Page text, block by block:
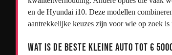
en de Hyundai i10. Deze modellen
aantrekkelijke keuzes zijn voor wie op zoek is
Wat is de beste kleine auto tot €